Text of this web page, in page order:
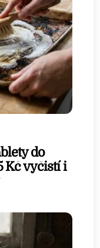
do
Kč vyčistí i